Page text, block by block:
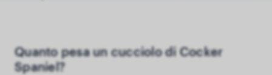
Quanto pesa un cucciolo di Cocker
Spaniel?